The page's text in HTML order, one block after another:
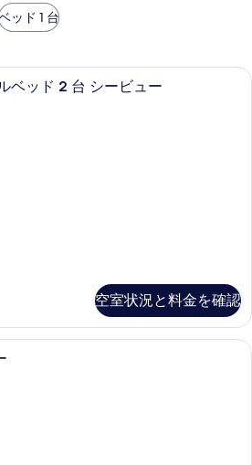
ッド 1 台
高級寝具、ミニバー、セーフティボ
ベッド 2 台 シービュー
空室状況と料金を確認
スイート ガーデンビュー | 高級寝具